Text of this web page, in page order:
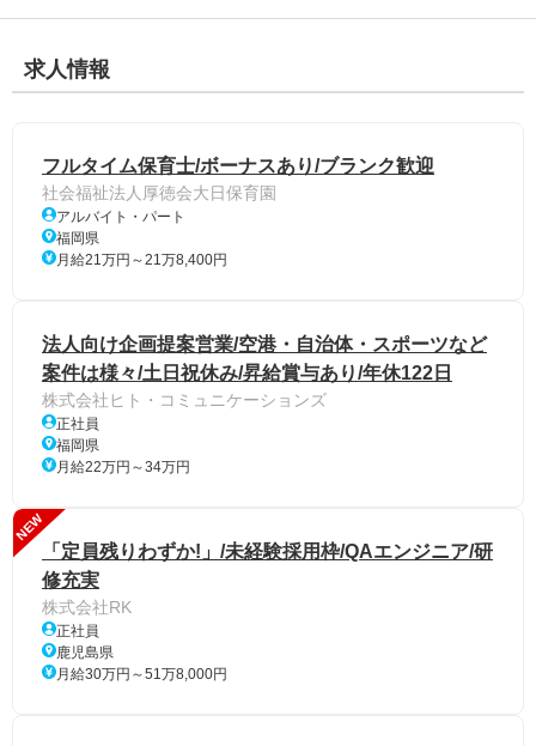
求人情報
フルタイム保育士/ボーナスあり/ブランク歓迎
社会福祉法人厚徳会大日保育園
アルバイト・パート
福岡県
月給21万円～21万8,400円
法人向け企画提案営業/空港・自治体・スポーツなど
案件は様々/土日祝休み/昇給賞与あり/年休122日
株式会社ヒト・コミュニケーションズ
正社員
福岡県
月給22万円～34万円
NEW
「定員残りわずか!」/未経験採用枠/QAエンジニア/研
修充実
株式会社RK
正社員
鹿児島県
月給30万円～51万8,000円